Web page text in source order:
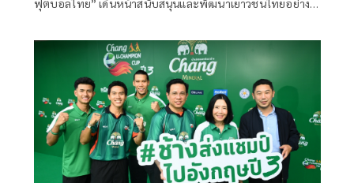
ฟุตบอลไทย” เดินหน้าสนับสนุนและพัฒนาเยาวชนไทยอย่าง
โอกาสให้เยาวชนได้ก้าวตามความฝัน ในรายการ “Chang
Junior Cup 2026” ที่สุดของรายการแข่งขัน มุ่งมั่นพัฒนา
เยาวชน ชิงรางวัล Dream Prize สุดเอ็กซ์คลูซีฟ พร้อม "Most
Talented Player” และ “Chang Sportsmanship Awards”
ร่วมเดินทางไปสัมผัสประสบการณ์ระดับโลกที่ประเทศอังกฤษ